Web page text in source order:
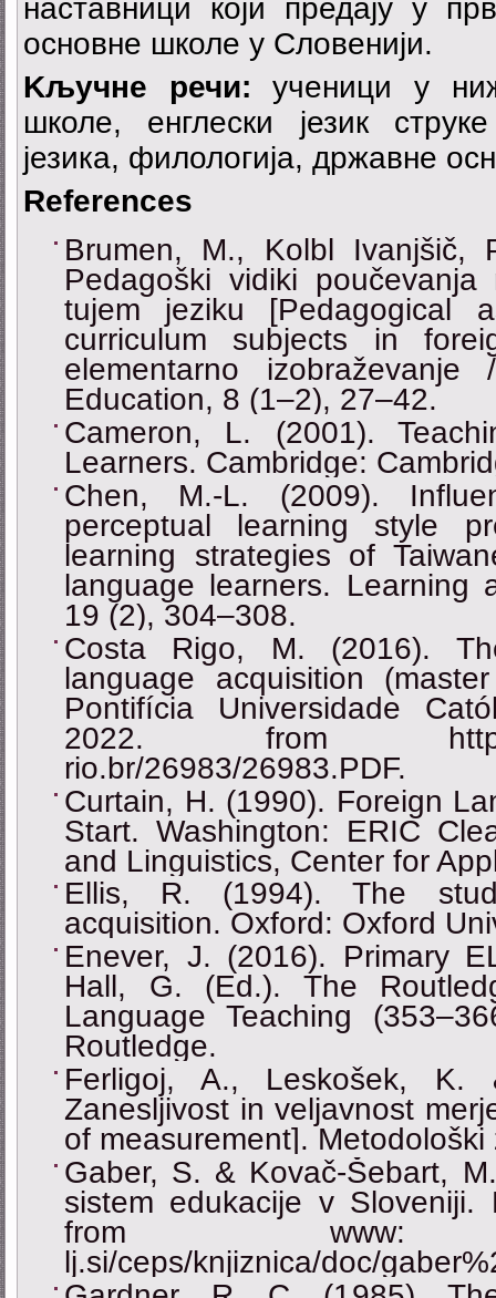
наставници који предају у
основне школе у Словенији.
Kључне речи: ученици у
школе, енглески језик
језика, филологија, државне
References
Brumen, M., Kolbl Ivanjšič,
Pedagoški vidiki
tujem jeziku [Pedagogical
curriculum subjects in
elementarno
Education, 8 (1–2), 27–42.
Cameron, L. (2001).
Learners. Cambridge:
Chen, M.-L. (2009).
perceptual learning style
learning strategies of
language learners. Learning
19 (2), 304–308.
Costa Rigo, M. (2016).
language acquisition
Pontifícia Universidade
2022. from https://
rio.br/26983/26983.PDF.
Curtain, H. (1990). Foreign
Start. Washington: ERIC
and Linguistics, Center for
Ellis, R. (1994). The
acquisition. Oxford: Oxford
Enever, J. (2016). Primary
Hall, G. (Ed.). The
Language Teaching
Routledge.
Ferligoj, A., Leskošek, K.
Zanesljivost in veljavnost
of measurement].
Gaber, S. & Kovač-Šebart,
sistem edukacije v
from www:
lj.si/ceps/knjiznica/doc/